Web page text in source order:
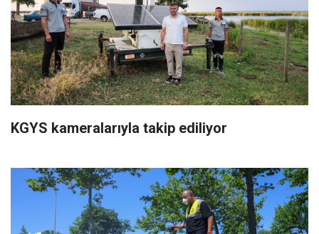
KGYS kameralarıyla takip ediliyor